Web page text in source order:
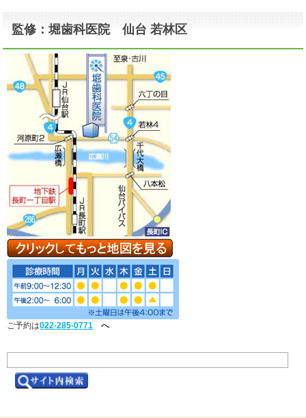
監修：堀歯科医院 仙台 若林区
ご予約は022-285-0771 へ